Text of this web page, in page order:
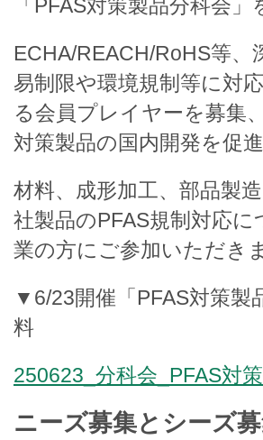
「PFAS対策製品分科会
ECHA/REACH/RoHS等
易制限や環境規制等に対
る会員プレイヤーを募集
対策製品の国内開発を促進
材料、成形加工、部品製
社製品のPFAS規制対応
業の方にご参加いただき
▼6/23開催「PFAS対策
料
250623_分科会_PFAS対
ニーズ募集とシーズ